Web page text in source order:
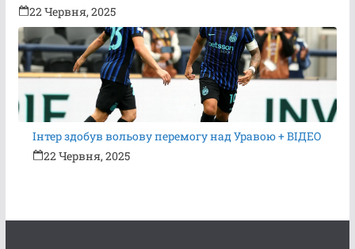
22 Червня, 2025
Інтер здобув вольову перемогу над Уравою + ВІДЕО
22 Червня, 2025